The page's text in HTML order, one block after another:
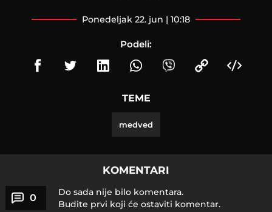
ponedeljak 22. jun | 10:18
Podeli:
TEME
medved
KOMENTARI
0
Do sada nije bilo komentara.
Budite prvi koji će ostaviti komentar.